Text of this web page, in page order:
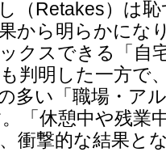
（Retakes）は
から明らかにな
クスできる「自
判明した一方で
多い「職場・ア
「休憩中や残業
衝撃的な結果と